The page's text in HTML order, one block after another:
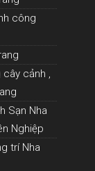
công
cảnh ,
Sạn Nha
Nghiệp
trí Nha